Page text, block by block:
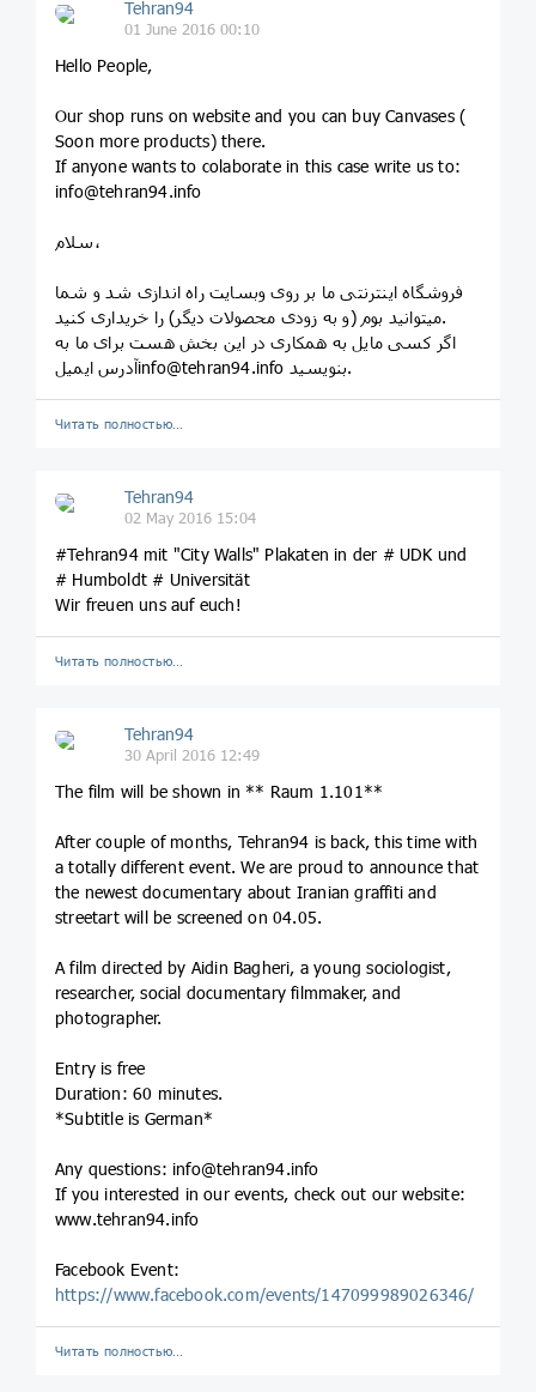
Tehran94
01 June 2016 00:10
Hello People,
Our shop runs on website and you can buy Canvases (
Soon more products) there.
If anyone wants to colaborate in this case write us to:
info@tehran94.info
سلام،
فروشگاه اینترنتی ما بر روی وبسایت راه اندازی شد و شما
میتوانید بوم (و به زودی محصولات دیگر) را خریداری کنید.
اگر کسی مایل به همکاری در این بخش هست برای ما به
آدرس ایمیلinfo@tehran94.info بنویسید.
Читать полностью…
Tehran94
02 May 2016 15:04
#Tehran94 mit "City Walls" Plakaten in der # UDK und
# Humboldt # Universität
Wir freuen uns auf euch!
Читать полностью…
Tehran94
30 April 2016 12:49
The film will be shown in ** Raum 1.101**
After couple of months, Tehran94 is back, this time with
a totally different event. We are proud to announce that
the newest documentary about Iranian graffiti and
streetart will be screened on 04.05.
A film directed by Aidin Bagheri, a young sociologist,
researcher, social documentary filmmaker, and
photographer.
Entry is free
Duration: 60 minutes.
*Subtitle is German*
Any questions: info@tehran94.info
If you interested in our events, check out our website:
www.tehran94.info
Facebook Event:
https://www.facebook.com/events/147099989026346/
Читать полностью…